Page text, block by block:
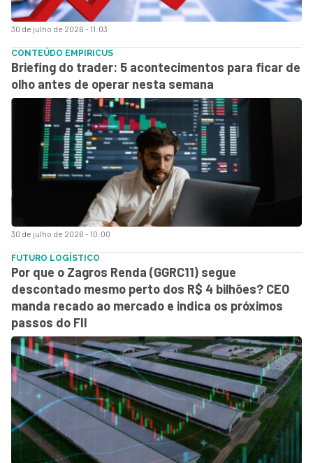
30 de julho de 2026 - 11:03
30 de julho de 2026 - 10:00
CONTEÚDO EMPIRICUS
Briefing do trader: 5 acontecimentos para ficar de
olho antes de operar nesta semana
FUTURO LOGÍSTICO
Por que o Zagros Renda (GGRC11) segue
descontado mesmo perto dos R$ 4 bilhões? CEO
manda recado ao mercado e indica os próximos
passos do FII